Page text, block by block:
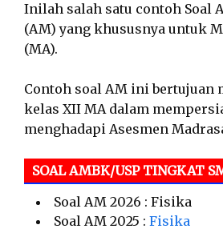
Inilah salah satu contoh Soal
(AM) yang khususnya untuk
(MA).
Contoh soal AM ini bertujuan
kelas XII MA dalam
menghadapi Asesmen
SOAL AMBK/USP TINGKAT
Soal AM 2026 : Fisika
Soal AM 2025 : Fisika